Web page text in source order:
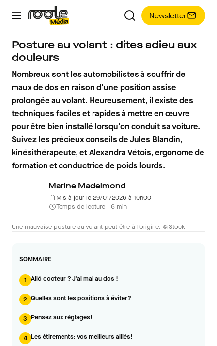
Newsletter
Posture au volant : dites adieu aux
douleurs
Nombreux sont les automobilistes à souffrir de
maux de dos en raison d’une position assise
prolongée au volant. Heureusement, il existe des
techniques faciles et rapides à mettre en œuvre
pour être bien installé lorsqu’on conduit sa voiture.
Suivez les précieux conseils de Jules Blandin,
kinésithérapeute, et Alexandra Vétois, ergonome de
formation et conductrice de poids lourds.
Marine Madelmond
Mis à jour le 29/01/2026 à 10h00
Temps de lecture : 6 min
Une mauvaise posture au volant peut être à l'origine. ©iStock
SOMMAIRE
1 Allô docteur ? J’ai mal au dos !
2 Quelles sont les positions à éviter?
3 Pensez aux réglages!
4 Les étirements: vos meilleurs alliés!